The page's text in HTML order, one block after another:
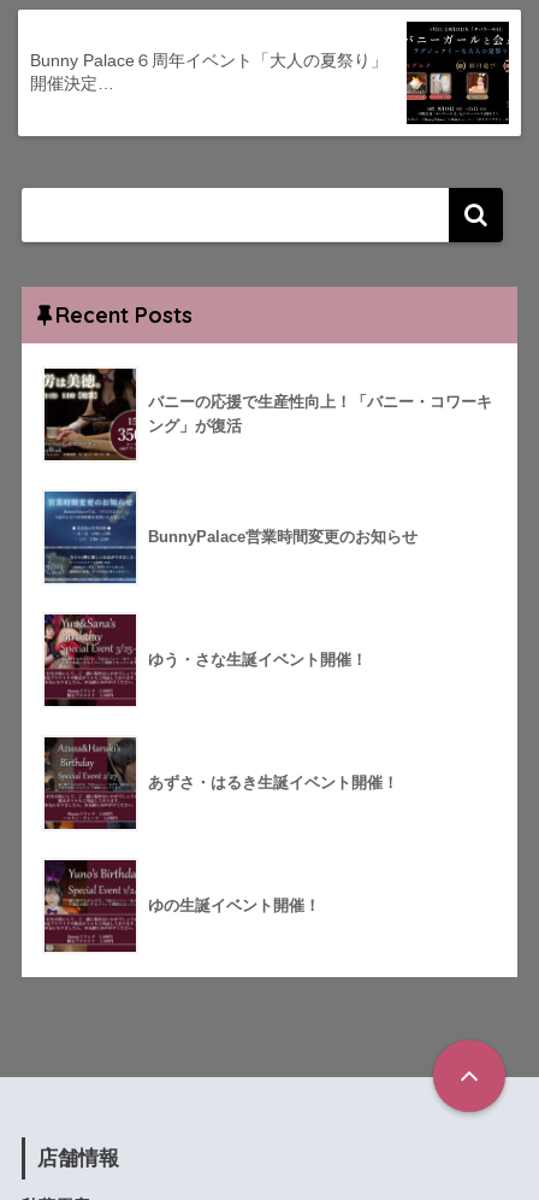
Bunny Palace６周年イベント「大人の夏祭り」
開催決定…
Recent Posts
バニーの応援で生産性向上！「バニー・コワーキ
ング」が復活
BunnyPalace営業時間変更のお知らせ
ゆう・さな生誕イベント開催！
あずさ・はるき生誕イベント開催！
ゆの生誕イベント開催！
店舗情報